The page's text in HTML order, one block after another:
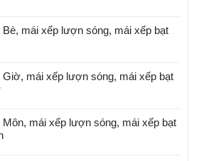
Bè, mái xếp lượn sóng, mái xếp bạt
Giờ, mái xếp lượn sóng, mái xếp bạt
Môn, mái xếp lượn sóng, mái xếp bạt